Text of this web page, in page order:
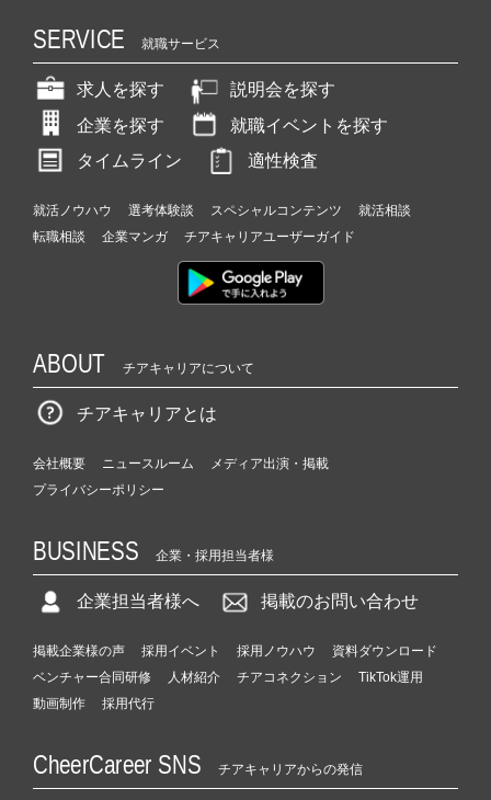
SERVICE 就職サービス
求人を探す
説明会を探す
企業を探す
就職イベントを探す
タイムライン
適性検査
就活ノウハウ 選考体験談 スペシャルコンテンツ
就活相談
転職相談
企業マンガ チアキャリアユーザーガイド
ABOUT チアキャリアについて
チアキャリアとは
会社概要 ニュースルーム
メディア出演・掲載
プライバシーポリシー
BUSINESS 企業・採用担当者様
企業担当者様へ 掲載のお問い合わせ
掲載企業様の声 採用イベント 採用ノウハウ
資料ダウンロード
ベンチャー合同研修
人材紹介 チアコネクション
TikTok運用
動画制作
採用代行
CheerCareer SNS チアキャリアからの発信